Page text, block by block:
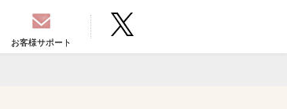
お客様サポート